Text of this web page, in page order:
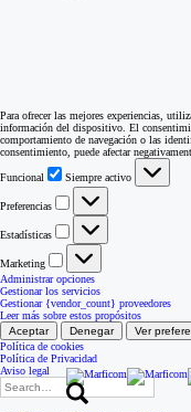
Para ofrecer las mejores experiencias,
información del dispositivo. El
comportamiento de navegación o las
consentimiento, puede afectar
Funcional
Siempre activo
Preferencias
Preferencias
Estadísticas
Estadísticas
Marketing
Marketing
Administrar opciones
Gestionar los servicios
Gestionar {vendor_count} proveedores
Leer más sobre estos propósitos
Aceptar
Denegar Ver
Política de cookies
Política de Privacidad
Aviso legal
Search
for: